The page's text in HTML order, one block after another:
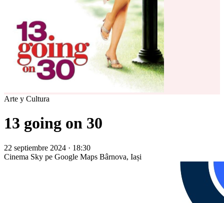
Arte y Cultura
13 going on 30
22 septiembre 2024 · 18:30
Cinema Sky pe Google Maps Bârnova, Iași